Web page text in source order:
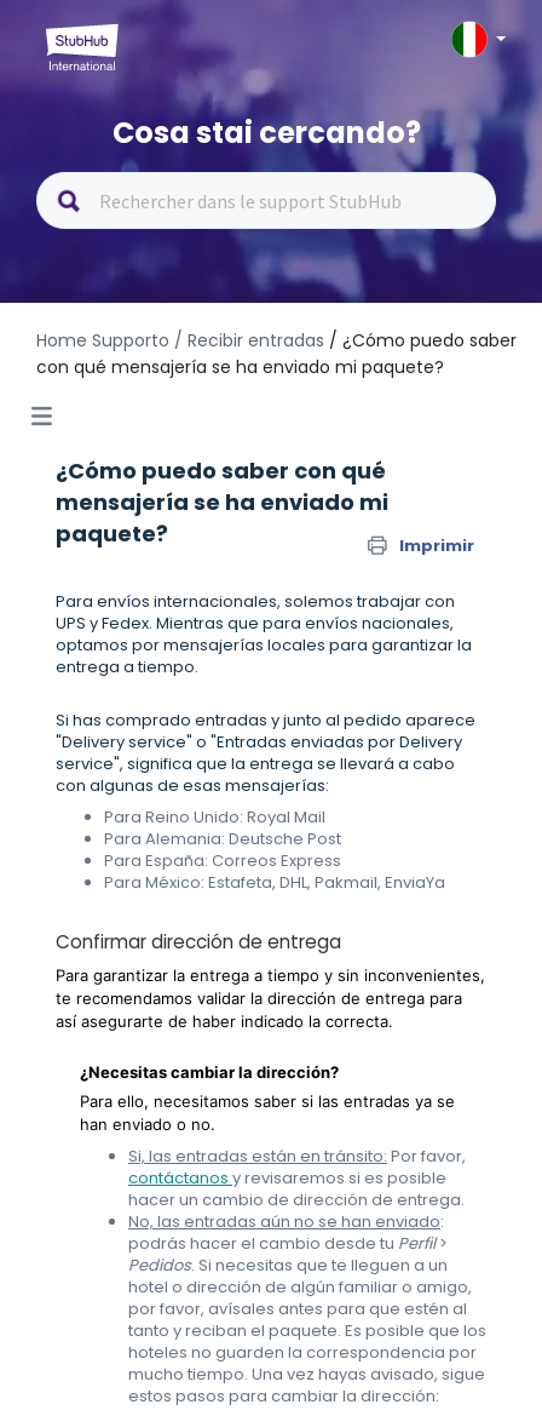
Cosa stai cercando?
Home Supporto / Recibir entradas / ¿Cómo puedo saber
con qué mensajería se ha enviado mi paquete?
¿Cómo puedo saber con qué
mensajería se ha enviado mi
paquete?
Imprimir
Para envíos internacionales, solemos trabajar con
UPS y Fedex. Mientras que para envíos nacionales,
optamos por mensajerías locales para garantizar la
entrega a tiempo.
Si has comprado entradas y junto al pedido aparece
"Delivery service" o "Entradas enviadas por Delivery
service", significa que la entrega se llevará a cabo
con algunas de esas mensajerías:
Para Reino Unido: Royal Mail
Para Alemania: Deutsche Post
Para España: Correos Express
Para México: Estafeta, DHL, Pakmail, EnviaYa
Confirmar dirección de entrega
Para garantizar la entrega a tiempo y sin inconvenientes,
te recomendamos validar la dirección de entrega para
así asegurarte de haber indicado la correcta.
¿Necesitas cambiar la dirección?
Para ello, necesitamos saber si las entradas ya se
han enviado o no.
Si, las entradas están en tránsito: Por favor,
contáctanos y revisaremos si es posible
hacer un cambio de dirección de entrega.
No, las entradas aún no se han enviado:
podrás hacer el cambio desde tu Perfil>
Pedidos. Si necesitas que te lleguen a un
hotel o dirección de algún familiar o amigo,
por favor, avísales antes para que estén al
tanto y reciban el paquete. Es posible que los
hoteles no guarden la correspondencia por
mucho tiempo. Una vez hayas avisado, sigue
estos pasos para cambiar la dirección: